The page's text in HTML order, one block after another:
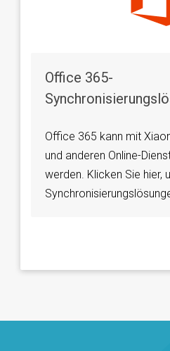
Office 365-
Office 365 kann mit
und anderen Online-
werden. Klicken Sie hier,